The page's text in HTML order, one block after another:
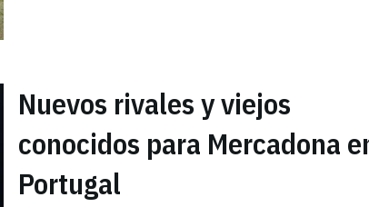
Nuevos rivales y viejos
conocidos para Mercadona
Portugal